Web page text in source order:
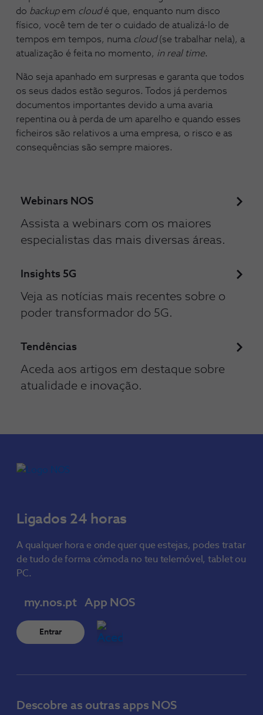
do backupem cloudé que, enquanto num disco
físico, você tem de ter o cuidado de atualizá-lo de
tempos em tempos, numa cloud(se trabalhar nela), a
atualização é feita no momento, in real time.
Não seja apanhado em surpresas e garanta que todos
os seus dados estão seguros. Todos já perdemos
documentos importantes devido a uma avaria
repentina ou à perda de um aparelho e quando esses
ficheiros são relativos a uma empresa, o risco e as
consequências são sempre maiores.
Webinars NOS
Assista a webinars com os maiores
especialistas das mais diversas áreas.
Insights 5G
Veja as notícias mais recentes sobre o
poder transformador do 5G.
Tendências
Aceda aos artigos em destaque sobre
atualidade e inovação.
Ligados 24 horas
A qualquer hora e onde quer que estejas, podes tratar
de tudo de forma cómoda no teu telemóvel, tablet ou
PC.
my.nos.pt
Entrar
App NOS
Descobre as outras apps NOS